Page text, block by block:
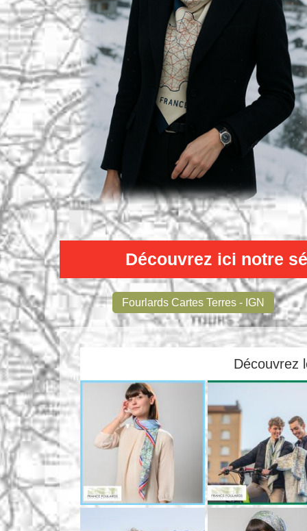
Découvrez ici notre
Fourlards Cartes Terres - IGN
Découvrez